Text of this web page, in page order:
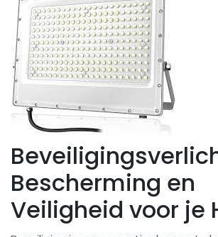
Bescherming en
Veiligheid voor je